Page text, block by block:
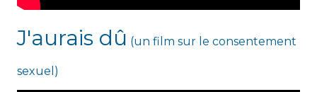
J'aurais dû (un film sur le consentement
sexuel)